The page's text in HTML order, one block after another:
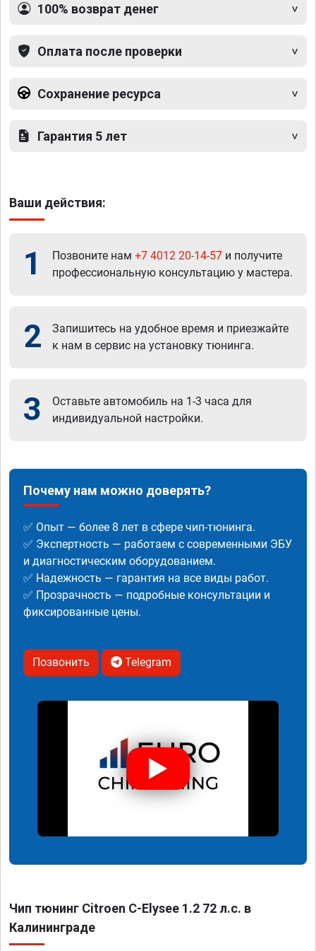
100% возврат денег
Оплата после проверки
Сохранение ресурса
Гарантия 5 лет
Ваши действия:
1 Позвоните нам +7 4012 20-14-57 и получите
профессиональную консультацию у мастера.
2
Запишитесь на удобное время и приезжайте
к нам в сервис на установку тюнинга.
3
Оставьте автомобиль на 1-3 часа для
индивидуальной настройки.
Почему нам можно доверять?
✅ Опыт — более 8 лет в сфере чип-тюнинга.
✅ Экспертность — работаем с современными ЭБУ
и диагностическим оборудованием.
✅ Надежность — гарантия на все виды работ.
✅ Прозрачность — подробные консультации и
фиксированные цены.
Позвонить Telegram
Чип тюнинг Citroen C-Elysee 1.2 72 л.с. в
Калининграде